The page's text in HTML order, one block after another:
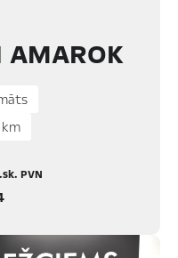
AMAROK
PVN